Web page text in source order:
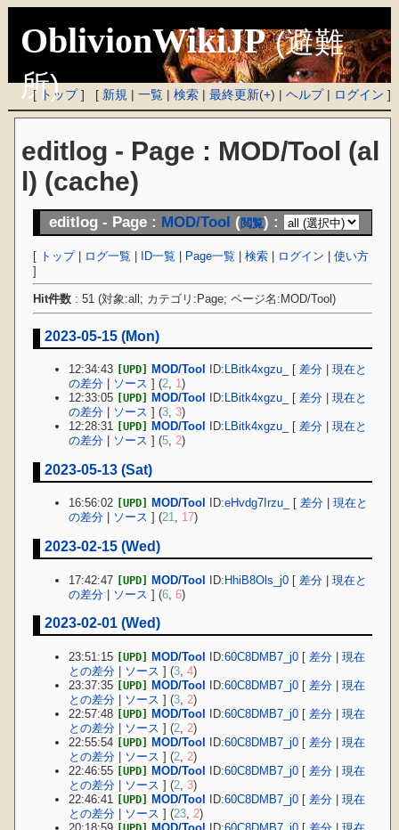
OblivionWikiJP (避難
所)
[ トップ] [ 新規 |一覧 |検索 |最終更新(+) |ヘルプ| ログイン ]
editlog - Page : MOD/Tool (al
l) (cache)
editlog - Page : MOD/Tool (閲覧) :
[ トップ| ログ一覧 | ID一覧 | Page一覧 |検索 | ログイン |使い方
]
Hit件数 : 51 (対象:all; カテゴリ:Page; ページ名:MOD/Tool)
2023-05-15 (Mon)
12:34:43 [UPD] MOD/Tool ID: LBitk4xgzu_ [差分 |現在と
の差分
ソース ] (2, 1)
12:33:05
[UPD] MOD/Tool ID: LBitk4xgzu_ [差分 |現在と
の差分
ソース ] (3,3)
12:28:31
[UPD] MOD/Tool ID: LBitk4xgzu_ [差分 |現在と
の差分
ソース ] (5,2)
2023-05-13 (Sat)
16:56:02 [UPD] MOD/Tool ID:eHvdg7Irzu_ [差分 |現在と
の差分
ソース ] (21, 17)
2023-02-15 (Wed)
17:42:47 [UPD] MOD/Tool ID:HhiB8Ols_j0 [ 差分 |現在と
の差分 | ソース ] (6 ,6)
2023-02-01 (Wed)
23:51:15 [UPD] MOD/Tool ID:60C8DMB7_j0 [ 差分 |現在
との差分
ソース ] (3 ,4)
23:37:35 [UPD] MOD/Tool ID:60C8DMB7_j0 [ 差分 |現在
との差分
ソース ] (3 2)
22:57:48 [UPD] MOD/Tool ID:60C8DMB7_j0 [ 差分 |現在
との差分
ソース ] (2 2)
22:55:54 [UPD] MOD/Tool ID:60C8DMB7_j0 [ 差分 |現在
との差分
ソース ] (2 2)
22:46:55 [UPD] MOD/Tool ID:60C8DMB7_j0 [ 差分 |現在
との差分
ソース ] (2 ,3)
22:46:41
[UPD] MOD/Tool ID:60C8DMB7_j0 [ 差分 |現在
との差分
ソース ] (23 2)